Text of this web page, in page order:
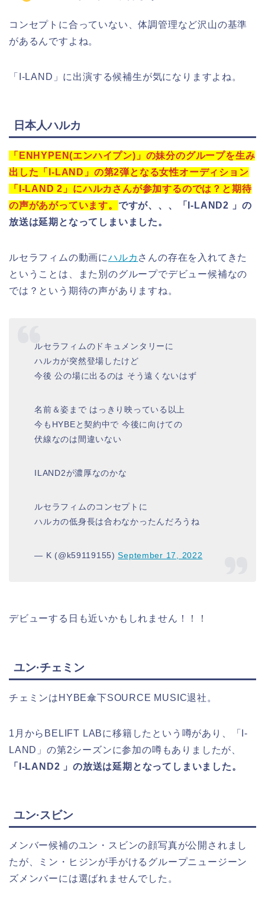
コンセプトに合っていない、体調管理など沢山の基準
があるんですよね。
「I-LAND」に出演する候補生が気になりますよね。
日本人ハルカ
「ENHYPEN(エンハイプン)」の妹分のグループを生み
出した「I-LAND」の第2弾となる女性オーディション
「I-LAND 2」にハルカさんが参加するのでは？と期待
の声があがっています。 ですが、、、「I-LAND2 」の
放送は延期となってしまいました。
ルセラフィムの動画にハルカ さんの存在を入れてきた
ということは、また別のグループでデビュー候補なの
では？という期待の声がありますね。
ルセラフィムのドキュメンタリーに
ハルカが突然登場したけど
今後 公の場に出るのは そう遠くないはず
名前＆姿まで はっきり映っている以上
今もHYBEと契約中で 今後に向けての
伏線なのは間違いない
ILAND2が濃厚なのかな
ルセラフィムのコンセプトに
ハルカの低身長は合わなかったんだろうね
— K (@k59119155)September 17, 2022
デビューする日も近いかもしれません！！！
ユン·チェミン
チェミンはHYBE傘下SOURCE MUSIC退社。
1月からBELIFT LABに移籍したという噂があり、「I-
LAND」の第2シーズンに参加の噂もありましたが、
「I-LAND2 」の放送は延期となってしまいました。
ユン·スビン
メンバー候補のユン・スビンの顔写真が公開されまし
たが、ミン・ヒジンが手がけるグループニュージーン
ズメンバーには選ばれませんでした。